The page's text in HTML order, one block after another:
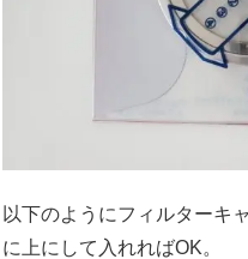
以下のようにフィルターキ
に上にして入れればOK。